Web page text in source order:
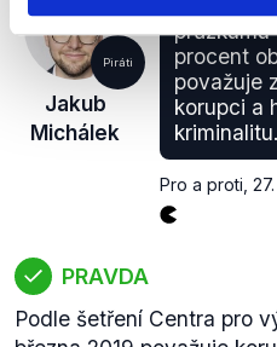
Piráti
Jakub
Michálek
procent
považuje
korupci a
kriminalitu.
Pro a proti
PRAVDA
Podle šetření Centra pro